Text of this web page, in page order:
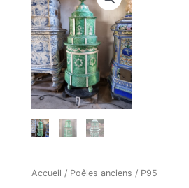
Accueil / Poêles anciens / P95